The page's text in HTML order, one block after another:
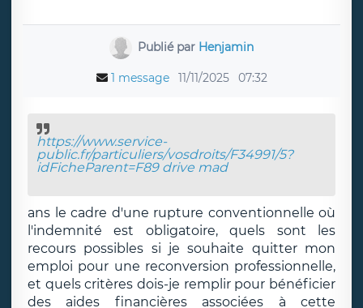
Publié par Henjamin
1 message 11/11/2025 07:32
https://www.service-
public.fr/particuliers/vosdroits/F34991/5?
idFicheParent=F89 drive mad
ans le cadre d'une rupture conventionnelle où
l'indemnité est obligatoire, quels sont les
recours possibles si je souhaite quitter mon
emploi pour une reconversion professionnelle,
et quels critères dois-je remplir pour bénéficier
des aides financières associées à cette